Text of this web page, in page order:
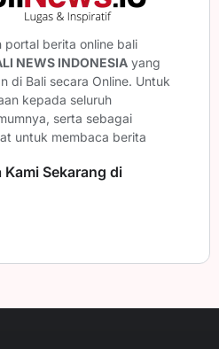
portal berita online bali
NEWS INDONESIA yang
di Bali secara Online. Untuk
kepada seluruh
serta sebagai
untuk membaca berita
Sekarang di